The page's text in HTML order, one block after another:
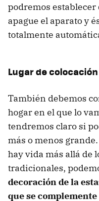
podremos establecer
apague el aparato y
totalmente
Lugar de colocación
También debemos
hogar en el que lo
tendremos claro si
más o menos
hay vida más allá de
tradicionales,
decoración de la
que se complemente